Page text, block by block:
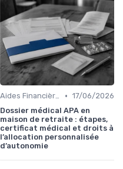
Aides Financières et Subventions • 17/06/2026
Dossier médical APA en
maison de retraite : étapes,
certificat médical et droits à
l’allocation personnalisée
d’autonomie